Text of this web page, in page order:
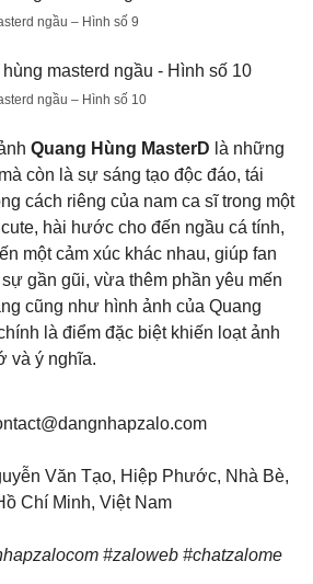
ngầu – Hình số 9
ngầu – Hình số 10
Quang Hùng MasterD là những
còn là sự sáng tạo độc đáo, tái
cách riêng của nam ca sĩ trong một
hài hước cho đến ngầu cá tính,
một cảm xúc khác nhau, giúp fan
gần gũi, vừa thêm phần yêu mến
cũng như hình ảnh của Quang
là điểm đặc biệt khiến loạt ảnh
và ý nghĩa.
Văn Tạo, Hiệp Phước, Nhà Bè,
Chí Minh, Việt Nam
#zaloweb #chatzalome